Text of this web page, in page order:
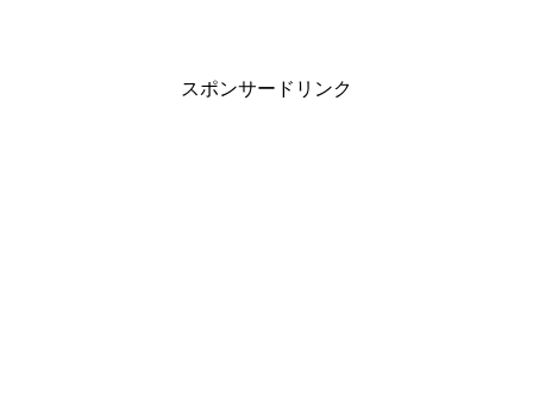
スポンサードリンク